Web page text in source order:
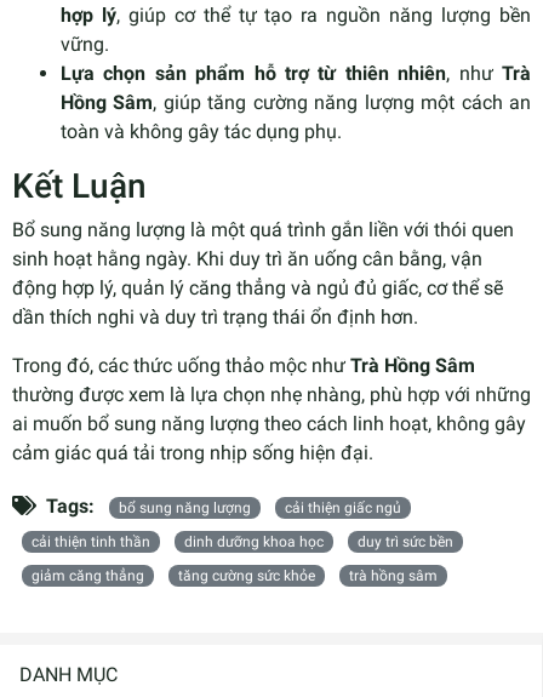
DANH MỤC
hợp lý, giúp cơ thể tự tạo ra nguồn năng lượng bền
vững.
Lựa chọn sản phẩm hỗ trợ từ thiên nhiên, nhưTrà
Hồng Sâm, giúp tăng cường năng lượng một cách an
toàn và không gây tác dụng phụ.
Kết Luận
Bổ sung năng lượng là một quá trình gắn liền với thói quen
sinh hoạt hằng ngày. Khi duy trì ăn uống cân bằng, vận
động hợp lý, quản lý căng thẳng và ngủ đủ giấc, cơ thể sẽ
dần thích nghi và duy trì trạng thái ổn định hơn.
Trong đó, các thức uống thảo mộc như Trà Hồng Sâm
thường được xem là lựa chọn nhẹ nhàng, phù hợp với những
ai muốn bổ sung năng lượng theo cách linh hoạt, không gây
cảm giác quá tải trong nhịp sống hiện đại.
Tags: bổ sung năng lượng
cải thiện giấc ngủ
cải thiện tinh thần
dinh dưỡng khoa học
duy trì sức bền
giảm căng thẳng
tăng cường sức khỏe trà hồng sâm